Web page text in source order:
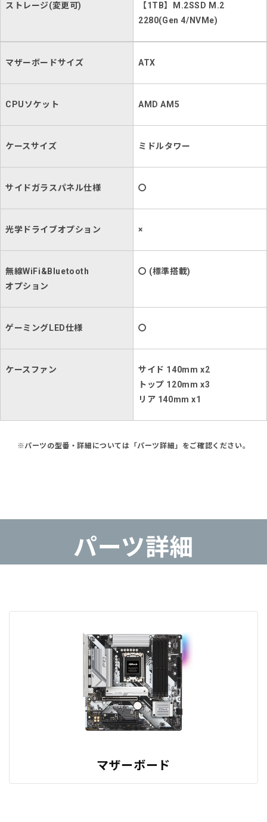
ストレージ(変更可)
【1TB】M.2SSD M.2
2280(Gen 4/NVMe)
マザーボードサイズ ATX
CPUソケット AMD AM5
ケースサイズ ミドルタワー
サイドガラスパネル仕様 〇
光学ドライブオプション ×
無線WiFi&Bluetooth
オプション
〇 (標準搭載)
ゲーミングLED仕様 〇
ケースファン
サイド 140mm x2
トップ 120mm x3
リア 140mm x1
※パーツの型番・詳細については「パーツ詳細」をご確認ください。
パーツ詳細
マザーボード